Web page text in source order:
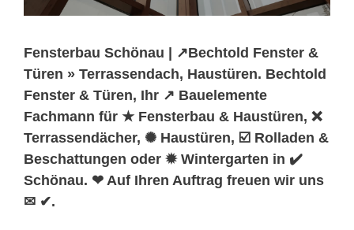
Fensterbau Schönau | ↗️Bechtold Fenster &
Türen » Terrassendach, Haustüren. Bechtold
Fenster & Türen, Ihr ↗️ Bauelemente
Fachmann für ★ Fensterbau & Haustüren, ❌
Terrassendächer, ✺ Haustüren, ☑️ Rolladen &
Beschattungen oder ✹ Wintergarten in ✔️
Schönau. ❤ Auf Ihren Auftrag freuen wir uns
✉ ✔.